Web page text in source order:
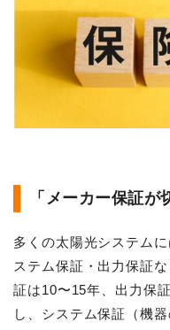
「メーカー保証
多くの太陽光システム
ステム保証・出力保証
証は10〜15年、出力保
し、システム保証（機